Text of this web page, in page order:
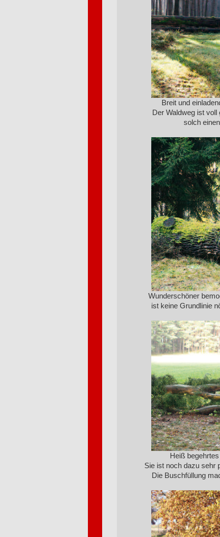
Breit und
Der Waldweg ist
solch
Wunderschöner
ist keine Grundlinie
Heiß
Sie ist noch dazu sehr
Die Buschfüllung